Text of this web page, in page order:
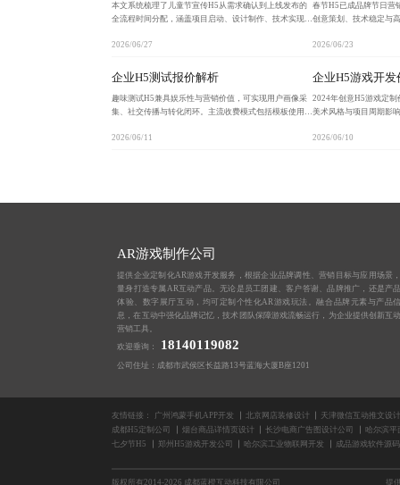
本文系统梳理了儿童节宣传H5从需求确认到上线发布的
全流程时间分配，涵盖项目启动、设计制作、技术实现与
压缩至10天内完成。强调尽早启动、规范流程、善
2026/06/27
春节H5已成品牌节日营
创意策划、技术稳定与
四维度科学评估，确保
2026/06/23
企业H5测试报价解析
趣味测试H5兼具娱乐性与营销价值，可实现用户画像采
集、社交传播与转化闭环。主流收费模式包括模板使用、
案，避免低价陷阱与隐藏成本。
2026/06/11
企业H5游戏开发
2024年创意H5游戏定
美术风格与项目周期影
光与用户增长双目标。
2026/06/10
AR游戏制作公司
提供企业定制化AR游戏开发服务，根据企业品牌调性、营销目标与应用场景
量身打造专属AR互动产品。无论是员工团建、客户答谢、品牌推广，还是产
体验、数字展厅互动，均可定制个性化AR游戏玩法。融合品牌元素与产品
息，在互动中强化品牌记忆，技术团队保障游戏流畅运行，为企业提供创新互
营销工具。
欢迎垂询：
18140119082
公司住址：成都市武侯区长益路13号蓝海大厦B座1201
友情链接： 广州鸿蒙手机APP开发 北京网店装修设计
天津微信互动推文设计
成都H5定制公司
烟台商品详情页设计 长沙电商广告图设计公司
哈尔滨平
七夕节H5
郑州H5游戏开发公司 哈尔滨工业物联网开发 成品游戏软件源码
版权所有2014-2026 成都蓝橙互动科技有限公司 提